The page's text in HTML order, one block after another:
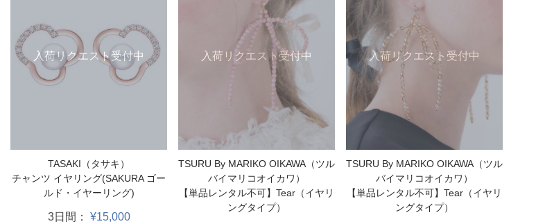
入荷リクエスト受付中
TASAKI（タサキ）
チャンツ イヤリング(SAKURA ゴー
ルド・イヤーリング)
3日間： ¥15,000
入荷リクエスト受付中
TSURU By MARIKO OIKAWA（ツル
バイマリコオイカワ）
【単品レンタル不可】Tear（イヤリ
ングタイプ）
入荷リクエスト受付中
TSURU By MARIKO OIKAWA（ツル
バイマリコオイカワ）
【単品レンタル不可】Tear（イヤリ
ングタイプ）